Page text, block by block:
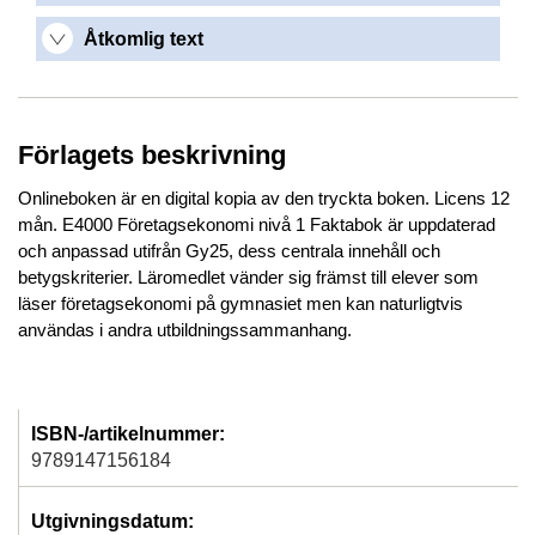
Åtkomlig text
Förlagets beskrivning
Onlineboken är en digital kopia av den tryckta boken. Licens 12
mån. E4000 Företagsekonomi nivå 1 Faktabok är uppdaterad
och anpassad utifrån Gy25, dess centrala innehåll och
betygskriterier. Läromedlet vänder sig främst till elever som
läser företagsekonomi på gymnasiet men kan naturligtvis
användas i andra utbildningssammanhang.
ISBN-/artikelnummer:
9789147156184
Utgivningsdatum: